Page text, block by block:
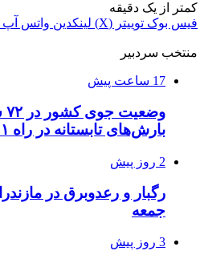
کمتر از یک دقیقه
فیس بوک توییتر (X) لینکدین واتس آپ
منتخب سردبیر
17 ساعت پیش
بارش‌های تابستانه در راه ۱۱ استان
2 روز پیش
رگبار و رعدوبرق در
جمعه
3 روز پیش